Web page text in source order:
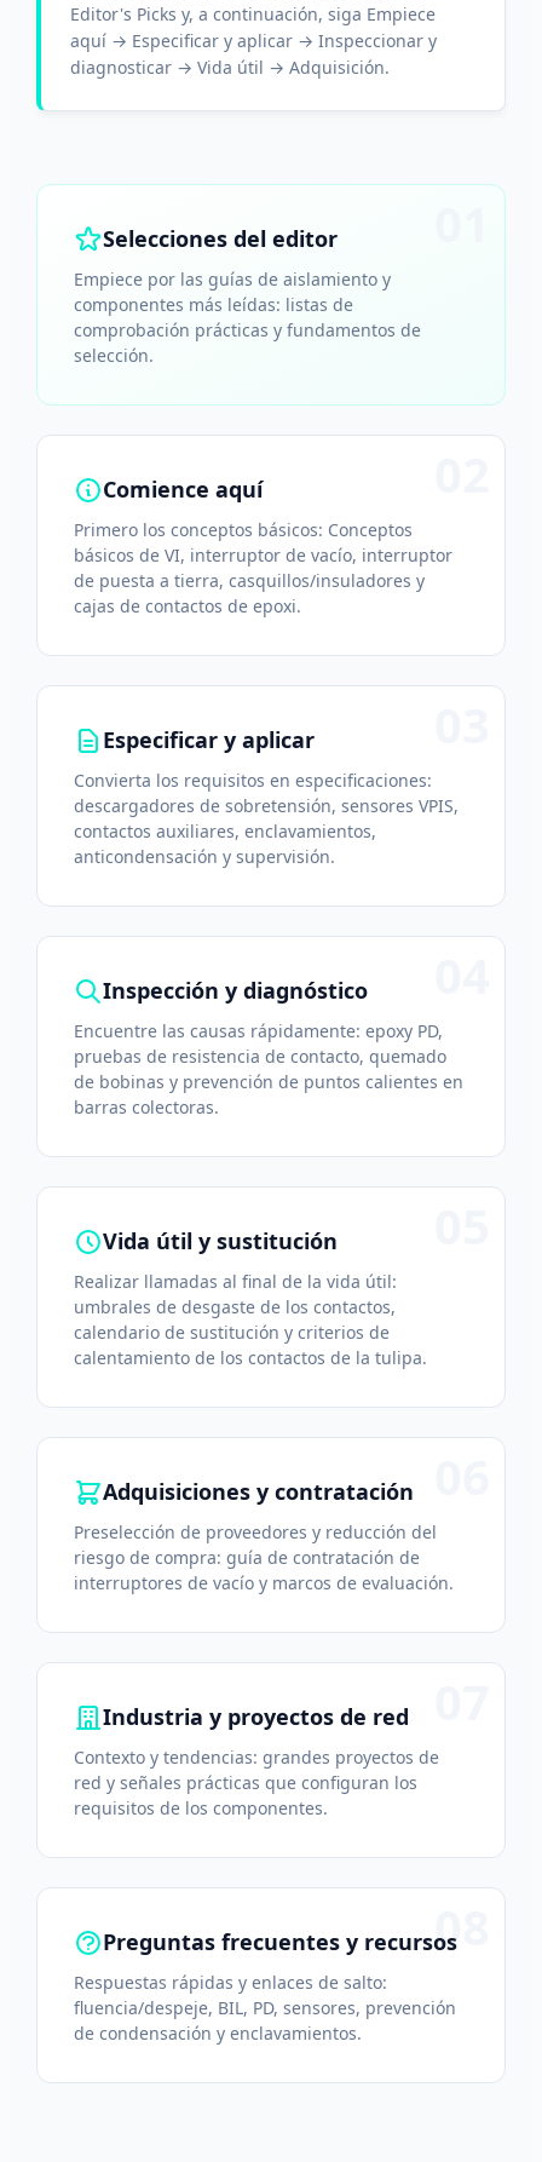
Editor's Picks y, a continuación, siga Empiece
aquí → Especificar y aplicar → Inspeccionar y
diagnosticar → Vida útil → Adquisición.
Selecciones del editor
Empiece por las guías de aislamiento y
componentes más leídas: listas de
comprobación prácticas y fundamentos de
selección.
Comience aquí
Primero los conceptos básicos: Conceptos
básicos de VI, interruptor de vacío, interruptor
de puesta a tierra, casquillos/insuladores y
cajas de contactos de epoxi.
Especificar y aplicar
Convierta los requisitos en especificaciones:
descargadores de sobretensión, sensores VPIS,
contactos auxiliares, enclavamientos,
anticondensación y supervisión.
Inspección y diagnóstico
Encuentre las causas rápidamente: epoxy PD,
pruebas de resistencia de contacto, quemado
de bobinas y prevención de puntos calientes en
barras colectoras.
Vida útil y sustitución
Realizar llamadas al final de la vida útil:
umbrales de desgaste de los contactos,
calendario de sustitución y criterios de
calentamiento de los contactos de la tulipa.
Adquisiciones y contratación
Preselección de proveedores y reducción del
riesgo de compra: guía de contratación de
interruptores de vacío y marcos de evaluación.
Industria y proyectos de red
Contexto y tendencias: grandes proyectos de
red y señales prácticas que configuran los
requisitos de los componentes.
08
Preguntas frecuentes y recursos
Respuestas rápidas y enlaces de salto:
fluencia/despeje, BIL, PD, sensores, prevención
de condensación y enclavamientos.